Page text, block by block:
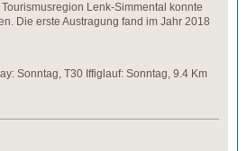
Lenk-Simmental konnte
Die erste Austragung fand im Jahr 2018
Sonntag, T30 Iffiglauf: Sonntag, 9.4 Km